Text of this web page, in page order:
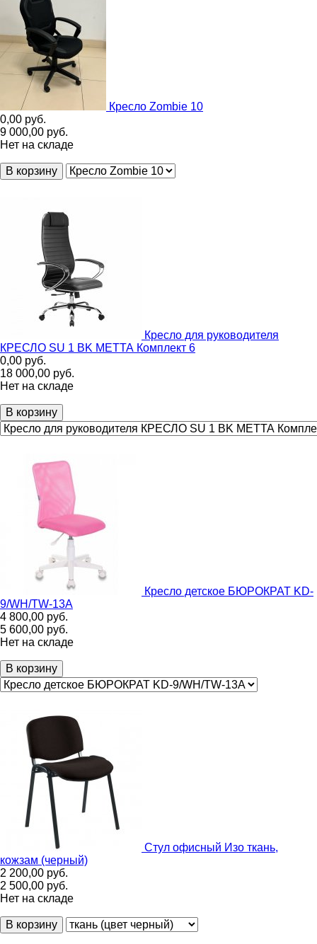
Кресло Zombie 10
0,00 руб.
9 000,00 руб.
Нет на складе
В корзину
Кресло для руководителя
КРЕСЛО SU 1 BK МЕТТА Комплект 6
0,00 руб.
18 000,00 руб.
Нет на складе
В корзину
Кресло детское БЮРОКРАТ KD-
9/WH/TW-13A
4 800,00 руб.
5 600,00 руб.
Нет на складе
В корзину
Стул офисный Изо ткань,
кожзам (черный)
2 200,00 руб.
2 500,00 руб.
Нет на складе
В корзину